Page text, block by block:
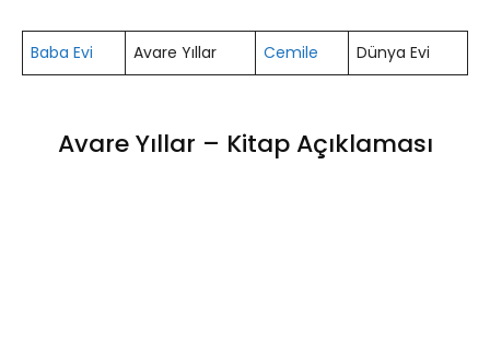
Baba Evi Avare Yıllar Cemile Dünya Evi
Avare Yıllar – Kitap Açıklaması